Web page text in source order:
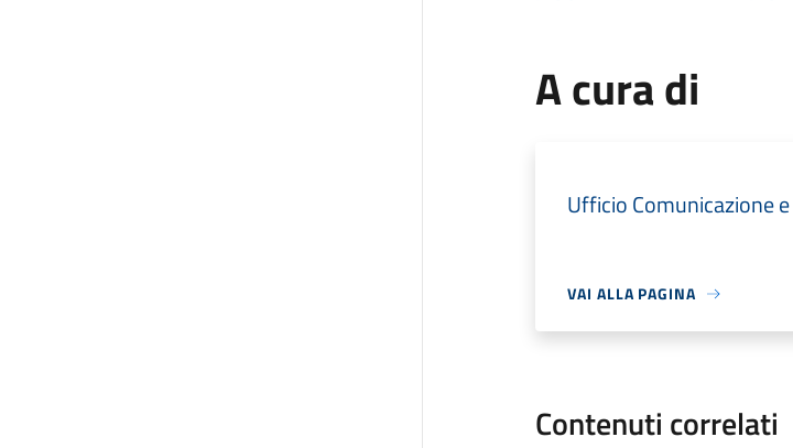
A cura di
Ufficio Comunicazione
VAI ALLA PAGINA
Contenuti correlati